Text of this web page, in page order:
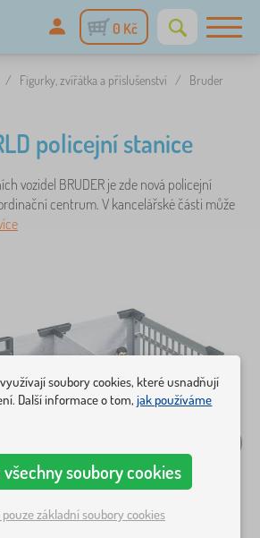
0 Kč
/ Figurky, zvířátka a příslušenství /
Bruder
policejní stanice
vozidel BRUDER je zde nová policejní
centrum. V kancelářské části může
soubory cookies, které usnadňují
Další informace o tom,jak používáme
soubory cookies
základní soubory cookies